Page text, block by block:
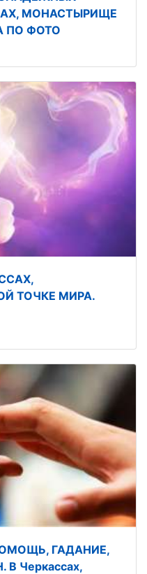
МОНАСТЫРИЩЕ
ПО ФОТО
ТОЧКЕ МИРА.
ГАДАНИЕ,
Черкассах,